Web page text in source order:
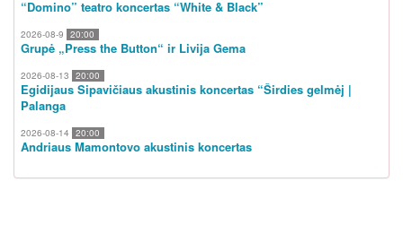
“Domino” teatro koncertas “White & Black”
2026-08-9 20:00
Grupė „Press the Button“ ir Livija Gema
2026-08-13 20:00
Egidijaus Sipavičiaus akustinis koncertas “Širdies gelmėj |
Palanga
2026-08-14 20:00
Andriaus Mamontovo akustinis koncertas